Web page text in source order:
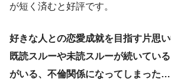
が短く済むと好評です。
好きな人との恋愛成就を目指す片思い
既読スルーや未読スルーが続いてい
がいる、不倫関係になってしまった